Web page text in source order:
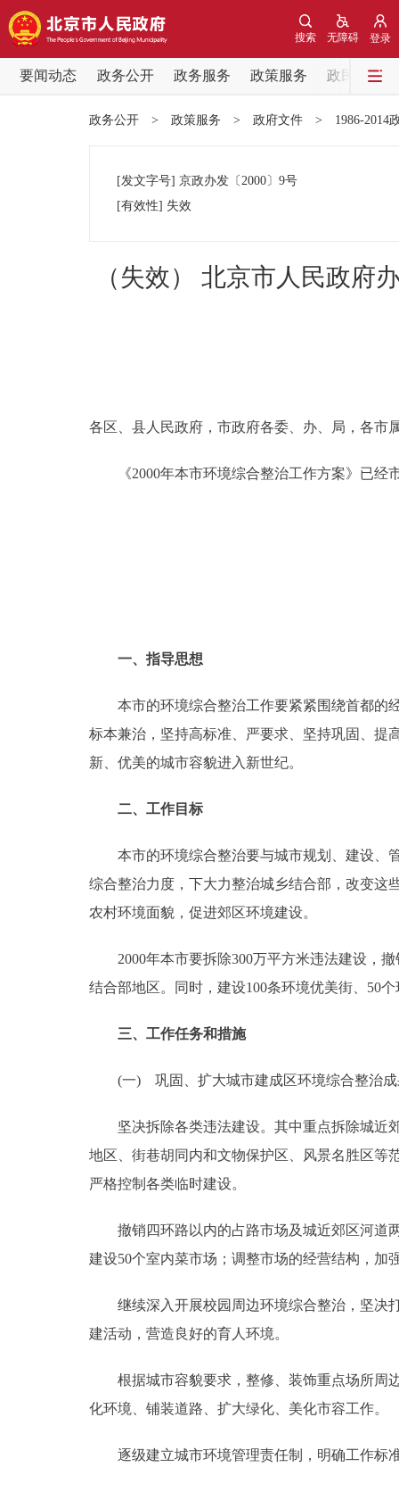
登录
无障碍
搜索
要闻动态 政务公开 政务服务 政策服务
政民互动
党中央精神
政务公开
12345网上接诉即办
北京概况
DEUTSCH
ESPAÑOL
ITALIANO
政务公开 > 政策服务 > 政府文件 > 1986-2014
[发文字号] 京政办发 〔2000〕 9号
[有效性] 失效
（失效） 北京市人民政府
各区、县人民政府，市政府各委、办、局，各市
《2000年本市环境综合整治工作方案》已经
一、指导思想
本市的环境综合整治工作要紧紧围绕首都的经
标本兼治，坚持高标准、严要求、坚持巩固、提
新、优美的城市容貌进入新世纪。
二、工作目标
本市的环境综合整治要与城市规划、建设、管
综合整治力度，下大力整治城乡结合部，改变这
农村环境面貌，促进郊区环境建设。
2000年本市要拆除300万平方米违法建设，撤
结合部地区。同时，建设100条环境优美街、50
三、工作任务和措施
(一) 巩固、扩大城市建成区环境综合整治成
坚决拆除各类违法建设。其中重点拆除城近郊
地区、街巷胡同内和文物保护区、风景名胜区等
严格控制各类临时建设。
撤销四环路以内的占路市场及城近郊区河道两
建设50个室内菜市场；调整市场的经营结构，加
继续深入开展校园周边环境综合整治，坚决打
建活动，营造良好的育人环境。
根据城市容貌要求，整修、装饰重点场所周边
化环境、铺装道路、扩大绿化、美化市容工作。
逐级建立城市环境管理责任制，明确工作标准